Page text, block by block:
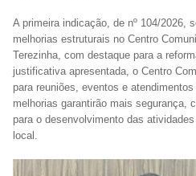
A primeira indicação, de nº 104/2026,
melhorias estruturais no Centro
Terezinha, com destaque para a
justificativa apresentada, o Centro
para reuniões, eventos e
melhorias garantirão mais segurança,
para o desenvolvimento das
local.